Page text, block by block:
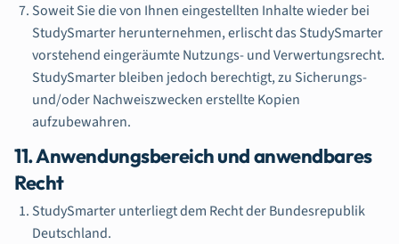
Soweit Sie die von Ihnen eingestellten Inhalte wieder bei
StudySmarter herunternehmen, erlischt das StudySmarter
vorstehend eingeräumte Nutzungs- und Verwertungsrecht.
StudySmarter bleiben jedoch berechtigt, zu Sicherungs-
und/oder Nachweiszwecken erstellte Kopien
aufzubewahren.
11. Anwendungsbereich und anwendbares
Recht
StudySmarter unterliegt dem Recht der Bundesrepublik
Deutschland.